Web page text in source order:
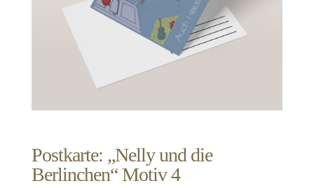
Postkarte: „Nelly und die
Berlinchen“ Motiv 4